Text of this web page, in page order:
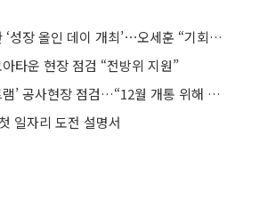
서울시, 청년 위한 ‘성장 올인 데이 개최’⋯오세훈 “기회가 찾아오는 도시 만들겠다”
타운 현장 점검 “전방위 지원”
오세훈 ‘위례선 트램’ 공사현장 점검…“12월 개통 위해 행정력 총동원”
일자리 도전 설명서